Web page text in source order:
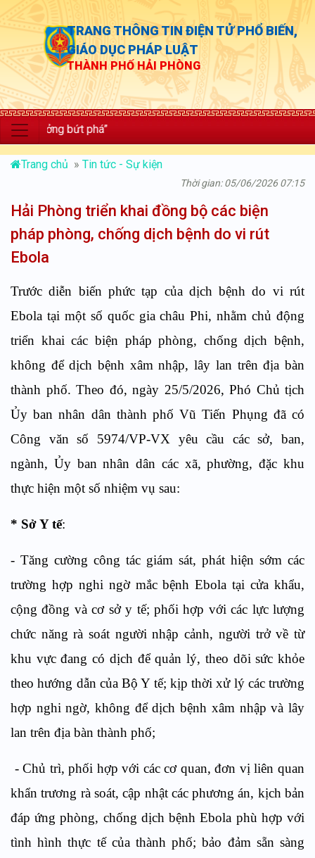
TRANG THÔNG TIN ĐIỆN TỬ PHỔ BIẾN,
GIÁO DỤC PHÁP LUẬT
THÀNH PHỐ HẢI PHÒNG
bứt phá”
Trang chủ » Tin tức - Sự kiện
Thời gian: 05/06/2026 07:15
Hải Phòng triển khai đồng bộ các biện
pháp phòng, chống dịch bệnh do vi rút
Ebola
Trước diễn biến phức tạp của dịch bệnh do vi rút
Ebola tại một số quốc gia châu Phi, nhằm chủ động
triển khai các biện pháp phòng, chống dịch bệnh,
không để dịch bệnh xâm nhập, lây lan trên địa bàn
thành phố. Theo đó, ngày 25/5/2026, Phó Chủ tịch
Ủy ban nhân dân thành phố Vũ Tiến Phụng đã có
Công văn số 5974/VP-VX yêu cầu các sở, ban,
ngành, Ủy ban nhân dân các xã, phường, đặc khu
thực hiện một số nhiệm vụ sau:
* Sở Y tế:
- Tăng cường công tác giám sát, phát hiện sớm các
trường hợp nghi ngờ mắc bệnh Ebola tại cửa khẩu,
cộng đồng và cơ sở y tế; phối hợp với các lực lượng
chức năng rà soát người nhập cảnh, người trở về từ
khu vực đang có dịch để quản lý, theo dõi sức khỏe
theo hướng dẫn của Bộ Y tế; kịp thời xử lý các trường
hợp nghi ngờ, không để dịch bệnh xâm nhập và lây
lan trên địa bàn thành phố;
- Chủ trì, phối hợp với các cơ quan, đơn vị liên quan
khẩn trương rà soát, cập nhật các phương án, kịch bản
đáp ứng phòng, chống dịch bệnh Ebola phù hợp với
tình hình thực tế của thành phố; bảo đảm sẵn sàng